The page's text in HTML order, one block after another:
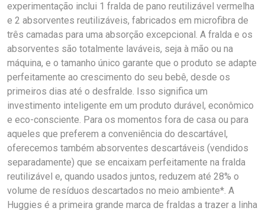
experimentação inclui 1 fralda de pano reutilizável vermelha
e 2 absorventes reutilizáveis, fabricados em microfibra de
três camadas para uma absorção excepcional. A fralda e os
absorventes são totalmente laváveis, seja à mão ou na
máquina, e o tamanho único garante que o produto se adapte
perfeitamente ao crescimento do seu bebê, desde os
primeiros dias até o desfralde. Isso significa um
investimento inteligente em um produto durável, econômico
e eco-consciente. Para os momentos fora de casa ou para
aqueles que preferem a conveniência do descartável,
oferecemos também absorventes descartáveis (vendidos
separadamente) que se encaixam perfeitamente na fralda
reutilizável e, quando usados juntos, reduzem até 28% o
volume de resíduos descartados no meio ambiente*. A
Huggies é a primeira grande marca de fraldas a trazer a linha